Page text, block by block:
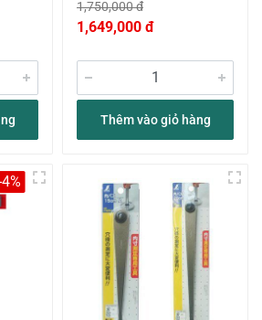
1,750,000 đ
1,649,000 đ
Thêm vào giỏ hàng